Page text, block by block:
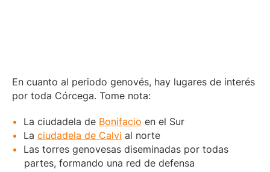
En cuanto al periodo genovés, hay lugares de interés
por toda Córcega. Tome nota:
La ciudadela de Bonifacio en el Sur
La ciudadela de Calvi al norte
Las torres genovesas diseminadas por todas
partes, formando una red de defensa